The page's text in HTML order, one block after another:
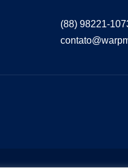
(88) 98221-